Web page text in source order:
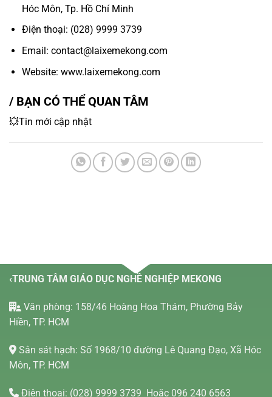
Hóc Môn, Tp. Hồ Chí Minh
Điện thoại: (028) 9999 3739
Email: contact@laixemekong.com
Website: www.laixemekong.com
/ BẠN CÓ THỂ QUAN TÂM
💥Tin mới cập nhật
‹TRUNG TÂM GIÁO DỤC NGHỀ NGHIỆP MEKONG
Văn phòng: 158/46 Hoàng Hoa Thám, Phường Bảy
Hiền, TP. HCM
Sân sát hạch: Số 1968/10 đường Lê Quang Đạo, Xã Hóc
Môn, TP. HCM
Điện thoại: (028) 9999 3739 Hoặc 096 240 6563